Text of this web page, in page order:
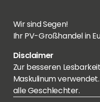
Wir sind Segen!
Ihr PV-Großhandel in
Disclaimer
Zur besseren
Maskulinum
alle Geschlechter.